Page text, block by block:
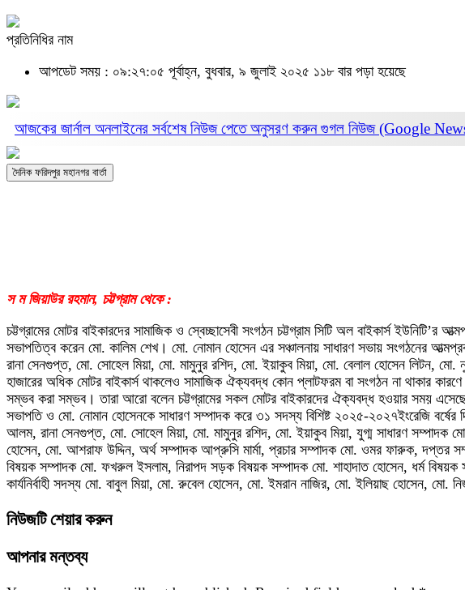
প্রতিনিধির নাম
আপডেট সময় : ০৯:২৭:০৫ পূর্বাহ্ন, বুধবার, ৯ জুলাই ২০২৫ ১১৮ বার পড়া হয়েছে
আজকের জার্নাল অনলাইনের সর্বশেষ নিউজ পেতে অনুসরণ করুনগুগল নিউজ (Google
দৈনিক ফরিদপুর মহানগর বার্তা
স ম জিয়াউর রহমান, চট্টগ্রাম থেকে :
চট্টগ্রামের মোটর বাইকারদের সামাজিক ও স্বেচ্ছাসেবী সংগঠন চট্টগ্রাম সিটি অল বাইকার্স
সভাপতিত্ব করেন মো. কালিম শেখ। মো. নোমান হোসেন এর সঞ্চালনায় সাধারণ সভায় সংগঠনের
রানা সেনগুপ্ত, মো. সোহেল মিয়া, মো. মামুনুর রশিদ, মো. ইয়াকুব মিয়া, মো. বেলাল হোসেন লিটন,
হাজারের অধিক মোটর বাইকার্স থাকলেও সামাজিক ঐক্যবদ্ধ কোন প্লাটফরম বা সংগঠন না থাকার
সম্ভব করা সম্ভব। তারা আরো বলেন চট্টগ্রামের সকল মোটর বাইকারদের ঐক্যবদ্ধ হওয়ার সময়
সভাপতি ও মো. নোমান হোসেনকে সাধারণ সম্পাদক করে ৩১ সদস্য বিশিষ্ট ২০২৫-২০২৭ইংরেজি বর্ষের
আলম, রানা সেনগুপ্ত, মো. সোহেল মিয়া, মো. মামুনুর রশিদ, মো. ইয়াকুব মিয়া, যুগ্ম সাধারণ
হোসেন, মো. আশরাফ উদ্দিন, অর্থ সম্পাদক আপ্রুসি মার্মা, প্রচার সম্পাদক মো. ওমর ফারুক, দপ্তর
বিষয়ক সম্পাদক মো. ফখরুল ইসলাম, নিরাপদ সড়ক বিষয়ক সম্পাদক মো. শাহাদাত হোসেন, ধর্ম
কার্যনির্বাহী সদস্য মো. বাবুল মিয়া, মো. রুবেল হোসেন, মো. ইমরান নাজির, মো. ইলিয়াছ হোসেন,
নিউজটি শেয়ার করুন
আপনার মন্তব্য